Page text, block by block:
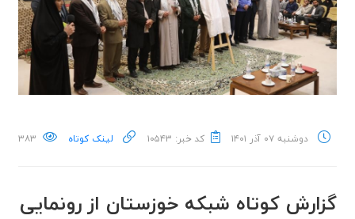
دوشنبه ۰۷ آذر ۱۴۰۱ کد خبر: ۱۰۵۴۳ لینک کوتاه ۳۸۳
گزارش کوتاه شبکه خوزستان از رونمایی